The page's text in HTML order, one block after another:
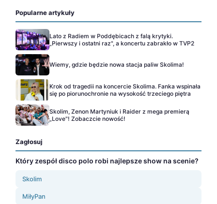
Popularne artykuły
Lato z Radiem w Poddębicach z falą krytyki.
„Pierwszy i ostatni raz", a koncertu zabrakło w TVP2
Wiemy, gdzie będzie nowa stacja paliw Skolima!
Krok od tragedii na koncercie Skolima. Fanka wspinała
się po piorunochronie na wysokość trzeciego piętra
Skolim, Zenon Martyniuk i Raider z mega premierą
„Love"! Zobaczcie nowość!
Zagłosuj
Który zespół disco polo robi najlepsze show na scenie?
Skolim
MiłyPan